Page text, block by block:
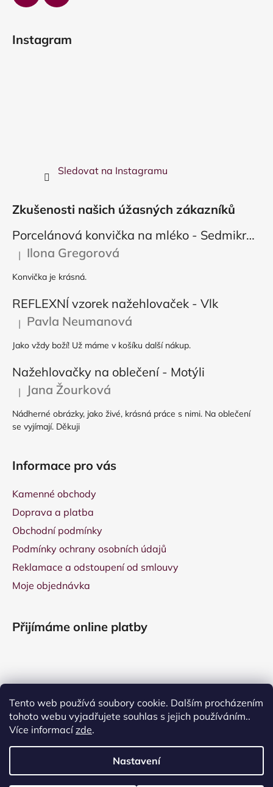
Tento web používá soubory cookie. Dalším procházením
tohoto webu vyjadřujete souhlas s jejich používáním..
Více informacízde.
Nastavení
Instagram
Sledovat na Instagramu
Zkušenosti našich úžasných zákazníků
Porcelánová konvička na mléko - Sedmikráska
Hodnocení produktu je 5 z 5 hvězdiček.
| Ilona Gregorová
Konvička je krásná.
REFLEXNÍ vzorek nažehlovaček - Vlk
Hodnocení produktu je 5 z 5 hvězdiček.
| Pavla Neumanová
Jako vždy boží! Už máme v košíku další nákup.
Nažehlovačky na oblečení - Motýli
Hodnocení produktu je 5 z 5 hvězdiček.
| Jana Žourková
Nádherné obrázky, jako živé, krásná práce s nimi. Na oblečení
se vyjímají. Děkuji
Informace pro vás
Kamenné obchody
Doprava a platba
Obchodní podmínky
Podmínky ochrany osobních údajů
Reklamace a odstoupení od smlouvy
Moje objednávka
Přijímáme online platby
Vytvořil Shoptet